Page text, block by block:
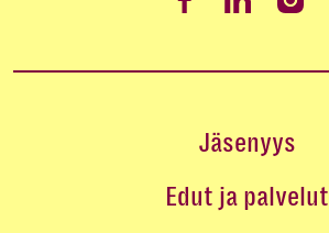
Jäsenyys
Edut ja palvelut